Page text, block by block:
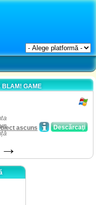
BLAM! GAME
Descărcaţi
ascuns
→